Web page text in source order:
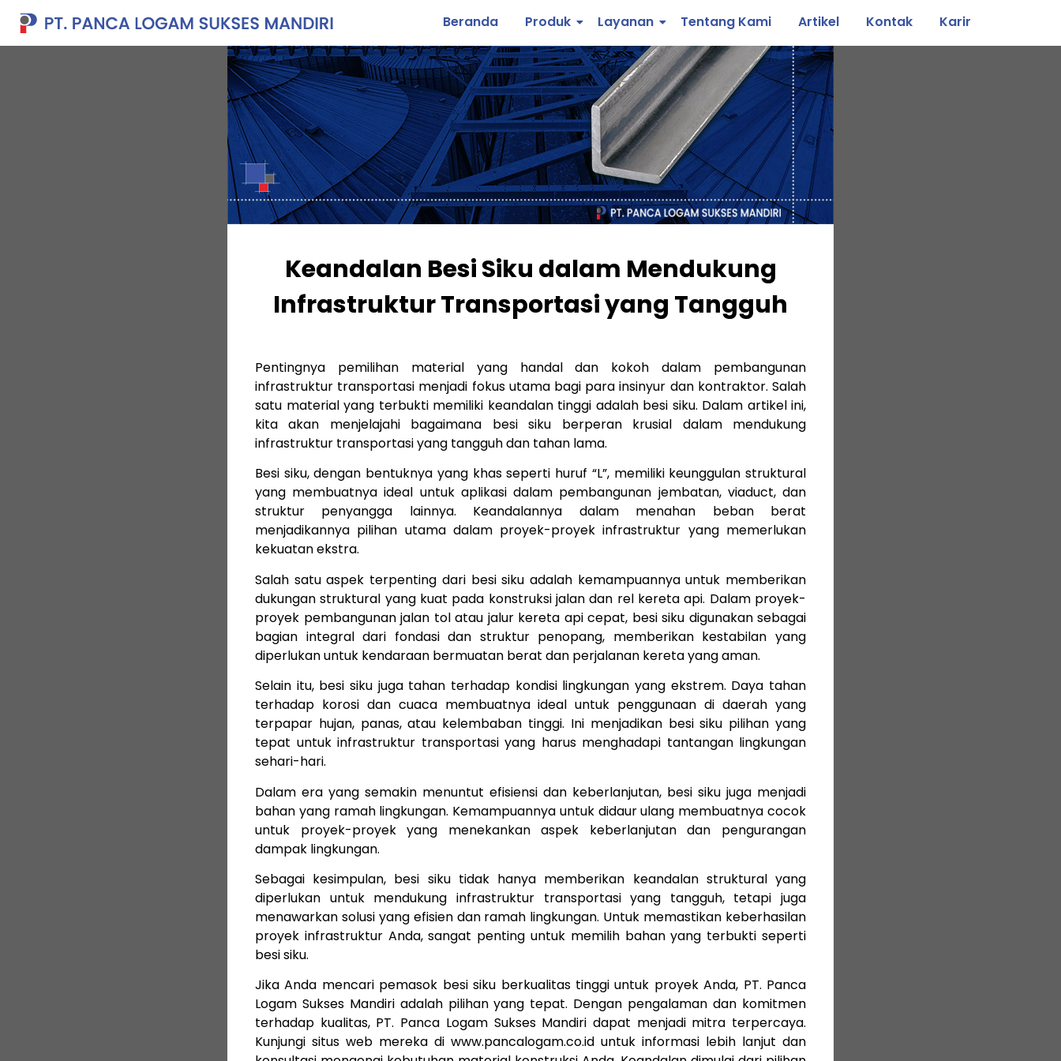
Beranda Produk Layanan Tentang Kami Artikel Kontak Karir
Keandalan Besi Siku dalam Mendukung
Infrastruktur Transportasi yang Tangguh
Pentingnya pemilihan material yang handal dan kokoh dalam pembangunan
infrastruktur transportasi menjadi fokus utama bagi para insinyur dan kontraktor. Salah
satu material yang terbukti memiliki keandalan tinggi adalah besi siku. Dalam artikel ini,
kita akan menjelajahi bagaimana besi siku berperan krusial dalam mendukung
infrastruktur transportasi yang tangguh dan tahan lama.
Besi siku, dengan bentuknya yang khas seperti huruf “L”, memiliki keunggulan struktural
yang membuatnya ideal untuk aplikasi dalam pembangunan jembatan, viaduct, dan
struktur penyangga lainnya. Keandalannya dalam menahan beban berat
menjadikannya pilihan utama dalam proyek-proyek infrastruktur yang memerlukan
kekuatan ekstra.
Salah satu aspek terpenting dari besi siku adalah kemampuannya untuk memberikan
dukungan struktural yang kuat pada konstruksi jalan dan rel kereta api. Dalam proyek-
proyek pembangunan jalan tol atau jalur kereta api cepat, besi siku digunakan sebagai
bagian integral dari fondasi dan struktur penopang, memberikan kestabilan yang
diperlukan untuk kendaraan bermuatan berat dan perjalanan kereta yang aman.
Selain itu, besi siku juga tahan terhadap kondisi lingkungan yang ekstrem. Daya tahan
terhadap korosi dan cuaca membuatnya ideal untuk penggunaan di daerah yang
terpapar hujan, panas, atau kelembaban tinggi. Ini menjadikan besi siku pilihan yang
tepat untuk infrastruktur transportasi yang harus menghadapi tantangan lingkungan
sehari-hari.
Dalam era yang semakin menuntut efisiensi dan keberlanjutan, besi siku juga menjadi
bahan yang ramah lingkungan. Kemampuannya untuk didaur ulang membuatnya cocok
untuk proyek-proyek yang menekankan aspek keberlanjutan dan pengurangan
dampak lingkungan.
Sebagai kesimpulan, besi siku tidak hanya memberikan keandalan struktural yang
diperlukan untuk mendukung infrastruktur transportasi yang tangguh, tetapi juga
menawarkan solusi yang efisien dan ramah lingkungan. Untuk memastikan keberhasilan
proyek infrastruktur Anda, sangat penting untuk memilih bahan yang terbukti seperti
besi siku.
Jika Anda mencari pemasok besi siku berkualitas tinggi untuk proyek Anda, PT. Panca
Logam Sukses Mandiri adalah pilihan yang tepat. Dengan pengalaman dan komitmen
terhadap kualitas, PT. Panca Logam Sukses Mandiri dapat menjadi mitra terpercaya.
Kunjungi situs web mereka di www.pancalogam.co.id untuk informasi lebih lanjut dan